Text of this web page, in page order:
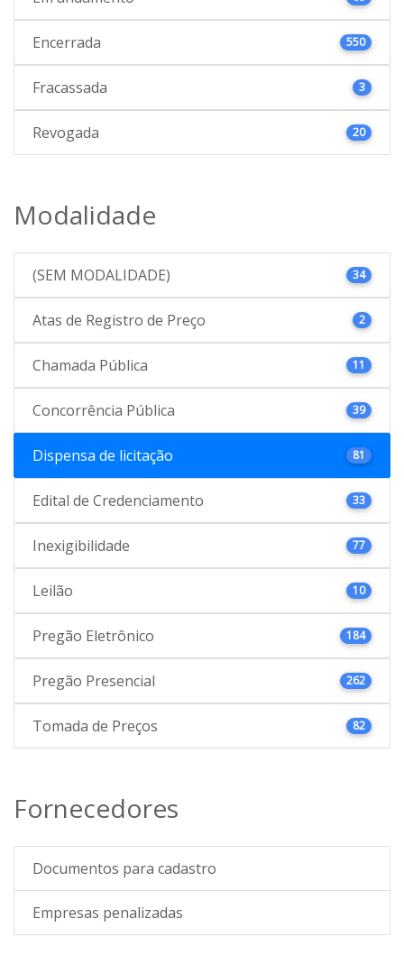
Encerrada 550
Fracassada 3
Revogada 20
Modalidade
(SEM MODALIDADE) 34
Atas de Registro de Preço 2
Chamada Pública 11
Concorrência Pública 39
Dispensa de licitação 81
Edital de Credenciamento 33
Inexigibilidade 77
Leilão 10
Pregão Eletrônico 184
Pregão Presencial 262
Tomada de Preços 82
Fornecedores
Documentos para cadastro
Empresas penalizadas